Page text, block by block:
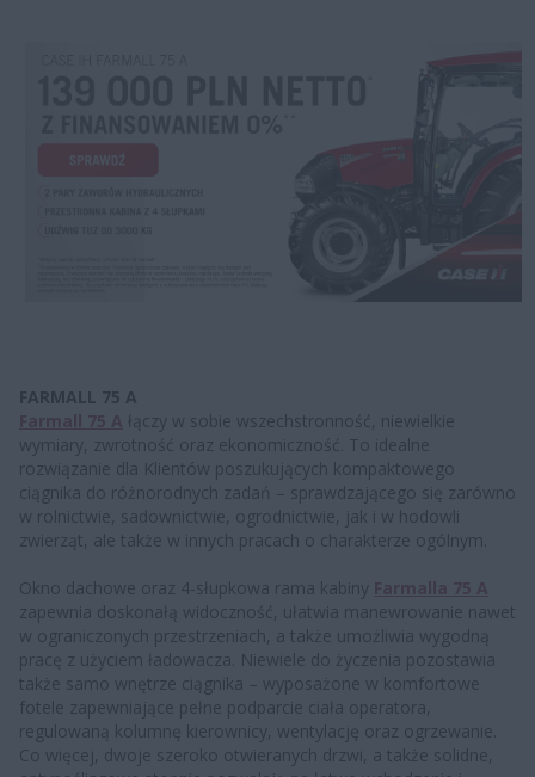
FARMALL 75 A
łączy w sobie wszechstronność, niewielkie
wymiary, zwrotność oraz ekonomiczność. To idealne
rozwiązanie dla Klientów poszukujących kompaktowego
ciągnika do różnorodnych zadań – sprawdzającego się zarówno
w rolnictwie, sadownictwie, ogrodnictwie, jak i w hodowli
zwierząt, ale także w innych pracach o charakterze ogólnym.
Okno dachowe oraz 4-słupkowa rama kabiny
zapewnia doskonałą widoczność, ułatwia manewrowanie nawet
w ograniczonych przestrzeniach, a także umożliwia wygodną
pracę z użyciem ładowacza. Niewiele do życzenia pozostawia
także samo wnętrze ciągnika – wyposażone w komfortowe
fotele zapewniające pełne podparcie ciała operatora,
regulowaną kolumnę kierownicy, wentylację oraz ogrzewanie.
Co więcej, dwoje szeroko otwieranych drzwi, a także solidne,